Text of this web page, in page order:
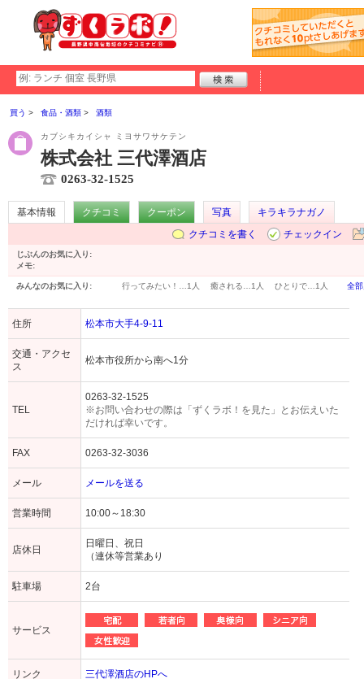
買う 食品・酒類 酒類
カブシキカイシャ ミヨサワサケテン
株式会社 三代澤酒店
0263-32-1525
基本情報 クチコミ クーポン 写真
キラキラナガノ
クチコミを書く
チェックイン
じぶんのお気に入り:
メモ:
みんなのお気に入り: 行ってみたい！… 1人 癒される… 1人 ひとりで… 1人 全
住所 松本市大手4-9-11
交通・アクセ
ス
松本市役所から南へ1分
TEL
0263-32-1525
※お問い合わせの際は「ずくラボ！を見た」とお伝えいた
だければ幸いです。
FAX 0263-32-3036
メール メールを送る
営業時間 10:00～18:30
店休日
日曜日、祝日
（連休等営業あり
駐車場 2台
サービス
リンク 三代澤酒店のHPへ